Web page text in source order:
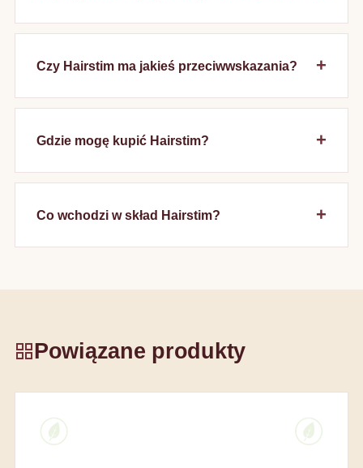
Czy Hairstim ma jakieś przeciwwskazania?
Gdzie mogę kupić Hairstim?
Co wchodzi w skład Hairstim?
Powiązane produkty